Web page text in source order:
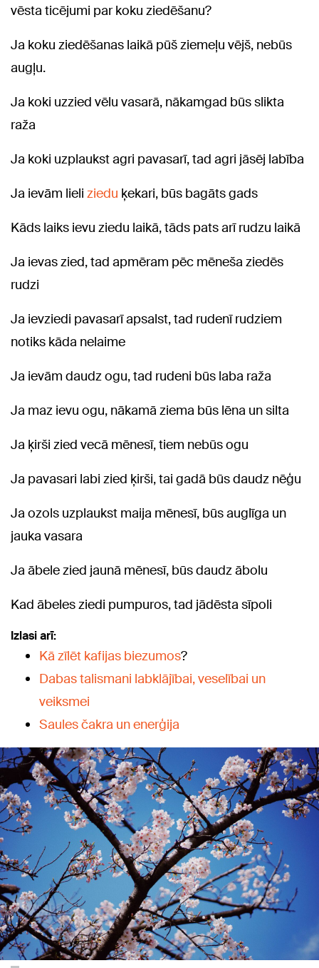
vēsta ticējumi par koku ziedēšanu?
Ja koku ziedēšanas laikā pūš ziemeļu vējš, nebūs
augļu.
Ja koki uzzied vēlu vasarā, nākamgad būs slikta
raža
Ja koki uzplaukst agri pavasarī, tad agri jāsēj labība
Ja ievām lieli ziedu ķekari, būs bagāts gads
Kāds laiks ievu ziedu laikā, tāds pats arī rudzu laikā
Ja ievas zied, tad apmēram pēc mēneša ziedēs
rudzi
Ja ievziedi pavasarī apsalst, tad rudenī rudziem
notiks kāda nelaime
Ja ievām daudz ogu, tad rudeni būs laba raža
Ja maz ievu ogu, nākamā ziema būs lēna un silta
Ja ķirši zied vecā mēnesī, tiem nebūs ogu
Ja pavasari labi zied ķirši, tai gadā būs daudz nēģu
Ja ozols uzplaukst maija mēnesī, būs auglīga un
jauka vasara
Ja ābele zied jaunā mēnesī, būs daudz ābolu
Kad ābeles ziedi pumpuros, tad jādēsta sīpoli
Izlasi arī:
Kā zīlēt kafijas biezumos?
Dabas talismani labklājībai, veselībai un
veiksmei
Saules čakra un enerģija